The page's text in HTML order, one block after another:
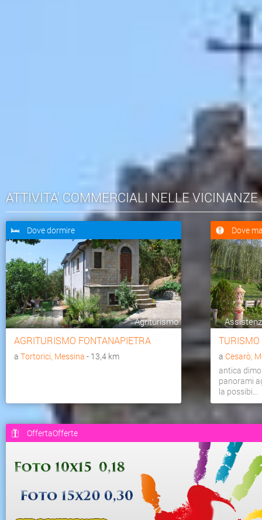
ATTIVITA' COMMERCIALI NELLE VICINANZE
Dove dormire
Agriturismo
AGRITURISMO FONTANAPIETRA
a Tortorici, Messina - 13,4 km
Dove
TURISMO
a Cesarò,
antica
panorami
la possibi...
OffertaOfferte